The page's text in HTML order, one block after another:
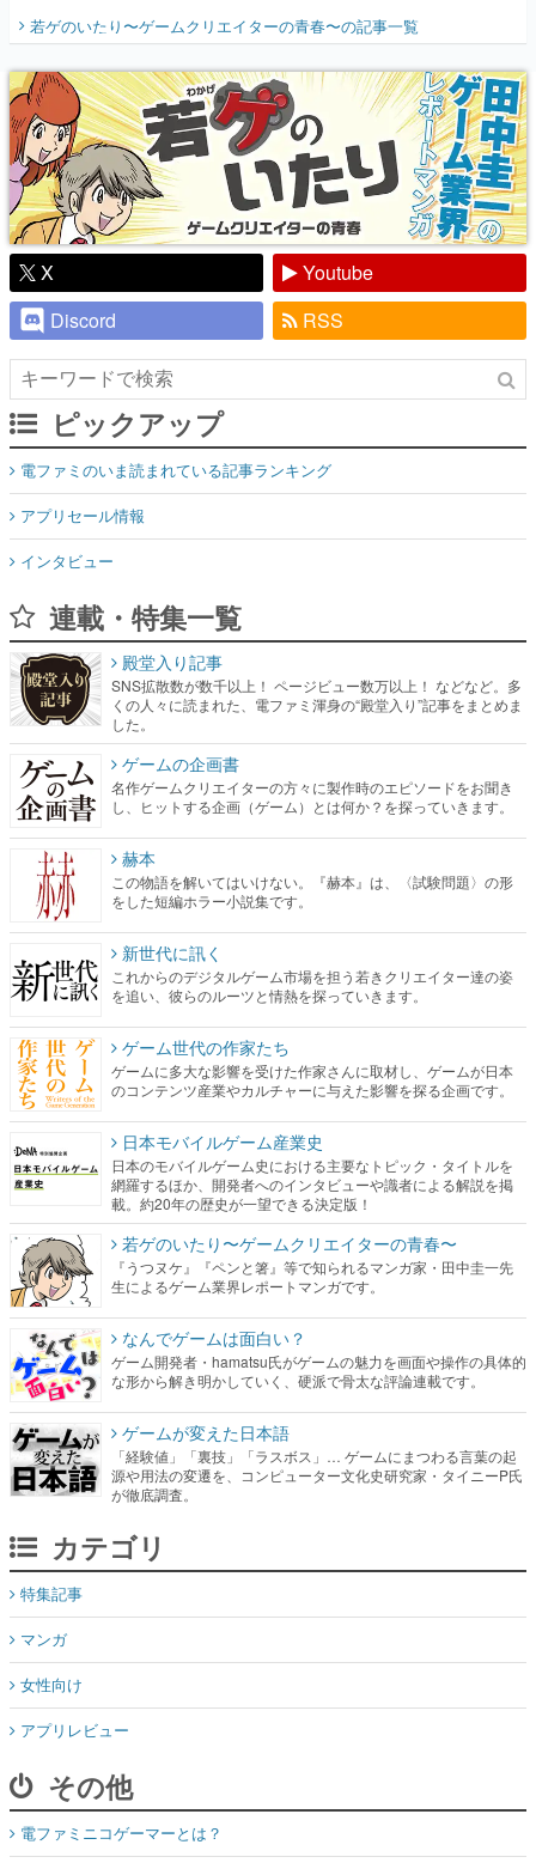
開く。業界の快男児・松山 洋に流れる血は
『少年ジャンプ』色だった【若ゲのいた
り】
若ゲのいたり〜ゲームクリエイターの青春〜の記事一覧
X
Youtube
Discord
RSS
ピックアップ
電ファミのいま読まれている記事ランキング
アプリセール情報
インタビュー
連載・特集一覧
殿堂入り記事
SNS拡散数が数千以上！ ページビュー数万以上！ などなど。多
くの人々に読まれた、電ファミ渾身の“殿堂入り”記事をまとめま
した。
ゲームの企画書
名作ゲームクリエイターの方々に製作時のエピソードをお聞き
し、ヒットする企画（ゲーム）とは何か？を探っていきます。
赫本
この物語を解いてはいけない。『赫本』は、〈試験問題〉の形
をした短編ホラー小説集です。
新世代に訊く
これからのデジタルゲーム市場を担う若きクリエイター達の姿
を追い、彼らのルーツと情熱を探っていきます。
ゲーム世代の作家たち
ゲームに多大な影響を受けた作家さんに取材し、ゲームが日本
のコンテンツ産業やカルチャーに与えた影響を探る企画です。
日本モバイルゲーム産業史
日本のモバイルゲーム史における主要なトピック・タイトルを
網羅するほか、開発者へのインタビューや識者による解説を掲
載。約20年の歴史が一望できる決定版！
若ゲのいたり〜ゲームクリエイターの青春〜
『うつヌケ』『ペンと箸』等で知られるマンガ家・田中圭一先
生によるゲーム業界レポートマンガです。
なんでゲームは面白い？
ゲーム開発者・hamatsu氏がゲームの魅力を画面や操作の具体的
な形から解き明かしていく、硬派で骨太な評論連載です。
ゲームが変えた日本語
「経験値」「裏技」「ラスボス」… ゲームにまつわる言葉の起
源や用法の変遷を、コンピューター文化史研究家・タイニーP氏
が徹底調査。
カテゴリ
特集記事
マンガ
女性向け
アプリレビュー
その他
電ファミニコゲーマーとは？